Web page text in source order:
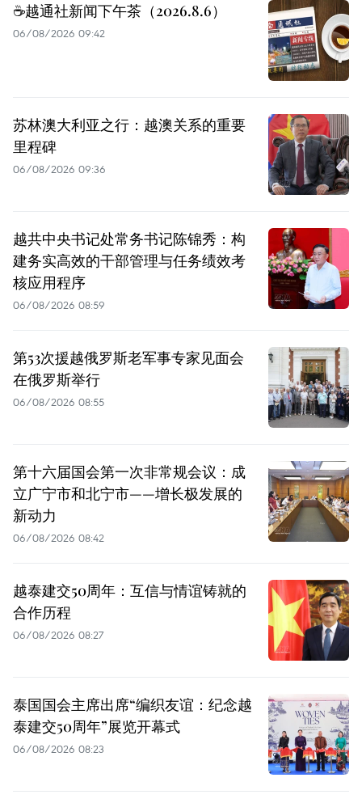
☕️越通社新闻下午茶（2026.8.6）
06/08/2026 09:42
苏林澳大利亚之行：越澳关系的重要
里程碑
06/08/2026 09:36
越共中央书记处常务书记陈锦秀：构
建务实高效的干部管理与任务绩效考
核应用程序
06/08/2026 08:59
第53次援越俄罗斯老军事专家见面会
在俄罗斯举行
06/08/2026 08:55
第十六届国会第一次非常规会议：成
立广宁市和北宁市——增长极发展的
新动力
06/08/2026 08:42
越泰建交50周年：互信与情谊铸就的
合作历程
06/08/2026 08:27
泰国国会主席出席“编织友谊：纪念越
泰建交50周年”展览开幕式
06/08/2026 08:23